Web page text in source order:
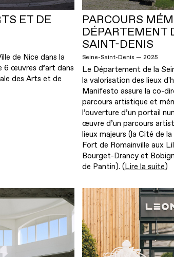
ET DE
de Nice dans la
œuvres d’art dans
des Arts et de
PARCOURS
DÉPARTEMENT
SAINT-DENIS
Seine-Saint-Denis — 2025
Le Département de la
la valorisation des lieux
Manifesto assure la co-
parcours artistique et
l’ouverture d’un portail
œuvre d’un parcours
lieux majeurs (la Cité de
Fort de Romainville aux
Bourget-Drancy et
de Pantin). (Lire la suite)